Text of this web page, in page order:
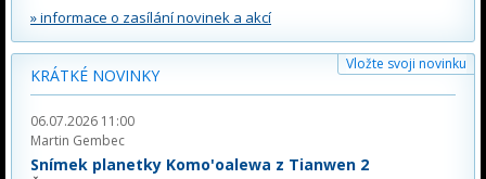
» informace o zasílání novinek a akcí
Vložte svoji novinku
KRÁTKÉ NOVINKY
06.07.2026 11:00
Martin Gembec
Snímek planetky Komo'oalewa z Tianwen 2